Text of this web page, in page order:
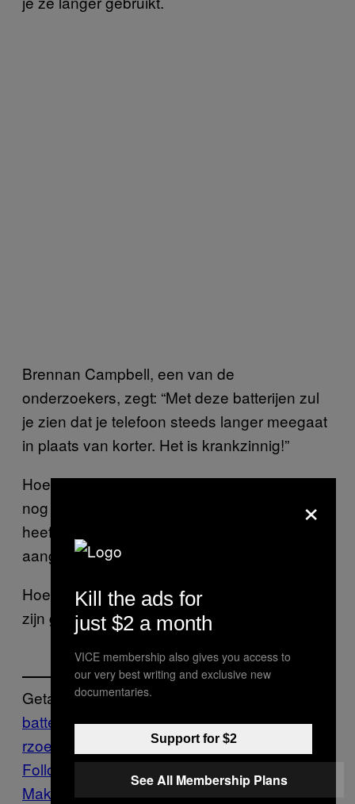
Brennan Campbell, een van de
onderzoekers, zegt: “Met deze batterijen zul
je zien dat je telefoon steeds langer meegaat
in plaats van korter. Het is krankzinnig!”
Hoewel de batterij van de wetenschappers
nog in een vroeg ontwikkelingsstadium is,
heeft het team al wel een octrooibescherming
aangevraagd.
Hoe meer je er over nadenkt, champignons
zijn geweldig.
Getagd:
batterij
champignons Food Munchies onde
rzoek
paddenstoelen weten wetenschap
Follow Us On Discover
Make Us Preferred In Top Stories
×
Kill the ads for
just $2 a month
VICE membership also gives you access to
our very best writing and exclusive new
documentaries.
Support for $2
See All Membership Plans